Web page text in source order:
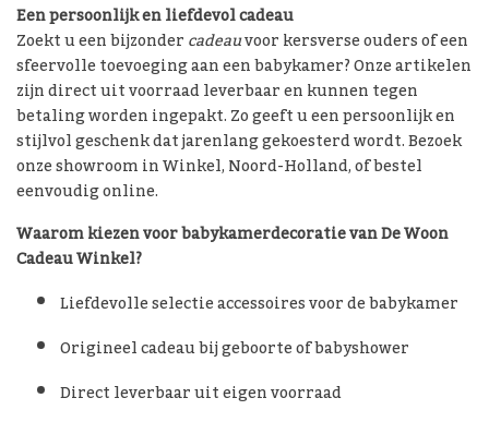
Een persoonlijk en liefdevol cadeau
Zoekt u een bijzondercadeauvoor kersverse ouders of een
sfeervolle toevoeging aan een babykamer? Onze artikelen
zijn direct uit voorraad leverbaar en kunnen tegen
betaling worden ingepakt. Zo geeft u een persoonlijk en
stijlvol geschenk dat jarenlang gekoesterd wordt. Bezoek
onze showroom in Winkel, Noord-Holland, of bestel
eenvoudig online.
Waarom kiezen voor babykamerdecoratie van De Woon
Cadeau Winkel?
Liefdevolle selectie accessoires voor de babykamer
Origineel cadeau bij geboorte of babyshower
Direct leverbaar uit eigen voorraad